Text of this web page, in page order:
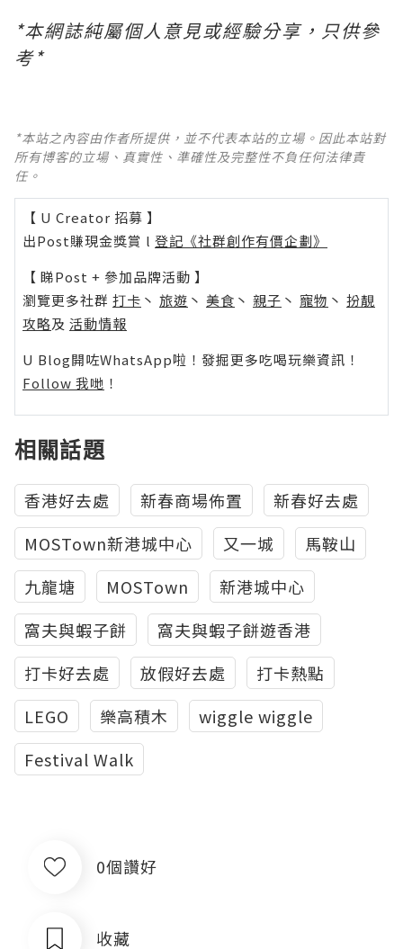
*本網誌純屬個人意見或經驗分享，只供參
考*
*本站之內容由作者所提供，並不代表本站的立場。因此本站對
所有博客的立場、真實性、準確性及完整性不負任何法律責
任。
【 U Creator 招募 】
出Post賺現金獎賞 l 登記《社群創作有價企劃》
【 睇Post + 參加品牌活動 】
瀏覽更多社群 打卡 丶 旅遊 丶 美食 丶 親子 丶 寵物 丶 扮靚
攻略及 活動情報
U Blog開咗WhatsApp啦！發掘更多吃喝玩樂資訊！
Follow 我哋 ！
相關話題
香港好去處 新春商場佈置
新春好去處
MOSTown新港城中心
又一城
馬鞍山
九龍塘
MOSTown
新港城中心
窩夫與蝦子餅
窩夫與蝦子餅遊香港
打卡好去處
放假好去處
打卡熱點
LEGO
樂高積木
wiggle wiggle
Festival Walk
0個讚好
收藏